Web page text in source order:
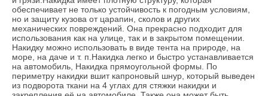
обеспечивает не только устойчивость к погодным условиям,
но и защиту кузова от царапин, сколов и других
механических повреждений. Она прекрасно подходит для
использования как на улице, так и в закрытом помещении.
Накидку можно использовать в виде тента на природе, на
море, на даче и т. п.Накидка легко и быстро устанавливается
на автомобиль, Накидка прямоугольной формы. По
периметру накидки вшит капроновый шнур, который выведен
из подворота ткани на 4 углах для стяжки накидки и